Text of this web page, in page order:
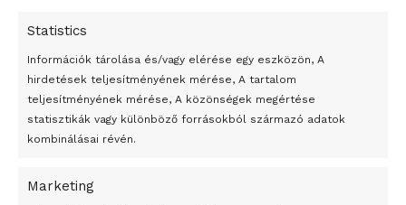
Statistics
Információk tárolása és/vagy elérése egy eszközön, A
hirdetések teljesítményének mérése, A tartalom
teljesítményének mérése, A közönségek megértése
statisztikák vagy különböző forrásokból származó adatok
kombinálásai révén.
Marketing